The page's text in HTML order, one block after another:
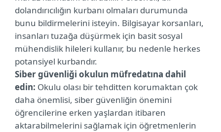
dolandırıcılığın kurbanı olmaları durumunda
bunu bildirmelerini isteyin. Bilgisayar korsanları,
insanları tuzağa düşürmek için basit sosyal
mühendislik hileleri kullanır, bu nedenle herkes
potansiyel kurbandır.
Siber güvenliği okulun müfredatına dahil
edin: Okulu olası bir tehditten korumaktan çok
daha önemlisi, siber güvenliğin önemini
öğrencilerine erken yaşlardan itibaren
aktarabilmelerini sağlamak için öğretmenlerin